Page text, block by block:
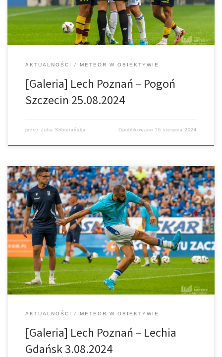
AKTUALNOŚCI METEOR W OBIEKTYWIE
[Galeria] Lech Poznań – Pogoń
Szczecin 25.08.2024
przez Julia Sobierańska Opublikowano 26 sierpnia 2024
Fotorelacja z meczu Lech Poznań – Lechia Gdańsk. Fot. Łukasz
Mendelski
AKTUALNOŚCI METEOR W OBIEKTYWIE
[Galeria] Lech Poznań – Lechia
Gdańsk 3.08.2024